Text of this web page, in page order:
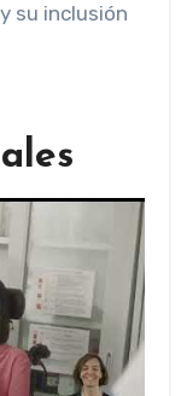
su inclusión